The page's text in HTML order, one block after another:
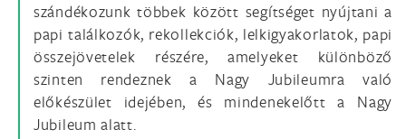
szándékozunk többek között segítséget nyújtani a
papi találkozók, rekollekciók, lelkigyakorlatok, papi
összejövetelek részére, amelyeket különböző
szinten rendeznek a Nagy Jubileumra való
előkészület idejében, és mindenekelőtt a Nagy
Jubileum alatt.